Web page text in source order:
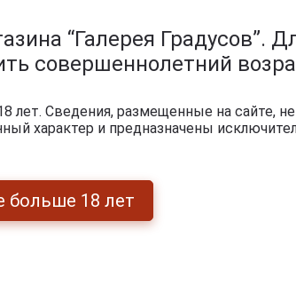
“Галерея Градусов”.
совершеннолетний
Сведения, размещенные на сайте,
характер и предназначены
больше 18 лет